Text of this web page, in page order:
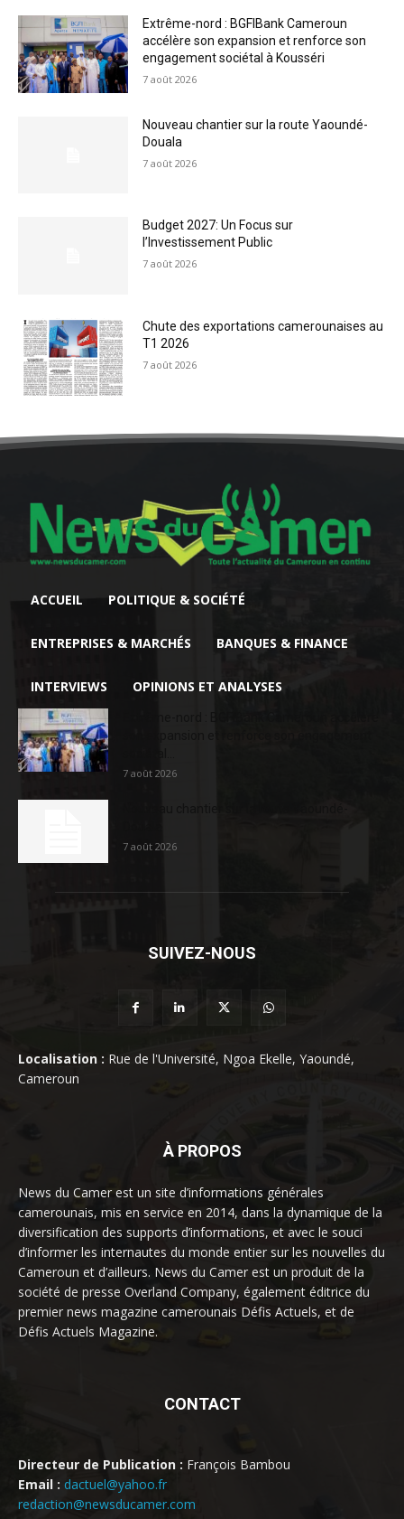
Extrême-nord : BGFIBank Cameroun
accélère son expansion et renforce son
engagement sociétal à Kousséri
7 août 2026
Nouveau chantier sur la route Yaoundé-
Douala
7 août 2026
Budget 2027: Un Focus sur
l’Investissement Public
7 août 2026
Chute des exportations camerounaises au
T1 2026
7 août 2026
ACCUEIL POLITIQUE & SOCIÉTÉ
ENTREPRISES & MARCHÉS BANQUES & FINANCE
INTERVIEWS OPINIONS ET ANALYSES
7 août 2026
7 août 2026
SUIVEZ-NOUS
Localisation : Rue de l'Université, Ngoa Ekelle, Yaoundé,
Cameroun
À PROPOS
News du Camer est un site d’informations générales
camerounais, mis en service en 2014, dans la dynamique de la
diversification des supports d’informations, et avec le souci
d’informer les internautes du monde entier sur les nouvelles du
Cameroun et d’ailleurs. News du Camer est un produit de la
société de presse Overland Company, également éditrice du
premier news magazine camerounais Défis Actuels, et de
Défis Actuels Magazine.
CONTACT
Directeur de Publication : François Bambou
Email : dactuel@yahoo.fr
redaction@newsducamer.com